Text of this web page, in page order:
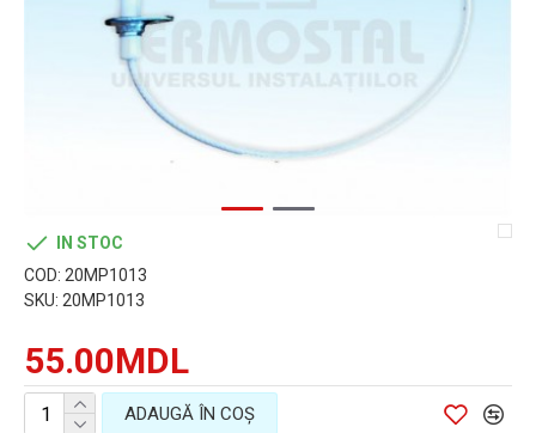
55.00MDL
IN STOC
COD: 20MP1013
SKU: 20MP1013
ADAUGĂ ÎN COŞ